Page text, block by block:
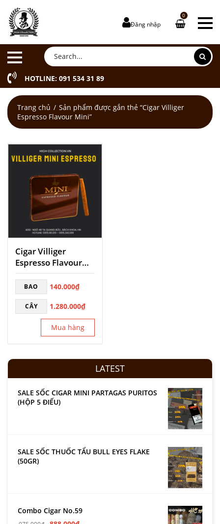
Đăng nhập
0
HOTLINE: 091 534 31 89
Trang chủ
Sản phẩm được gắn thẻ “Cigar Villiger
Espresso Flavour Mini”
Cigar Villiger
Espresso Flavour
Mini
BAO 140.000₫
CÂY 1.280.000₫
Mua hàng
LATEST
SALE SỐC CIGAR MINI PARTAGAS PURITOS
(HỘP 5 ĐIẾU)
SALE SỐC THUỐC TẨU BULL EYES FLAKE
(50GR)
Combo Cigar No.59